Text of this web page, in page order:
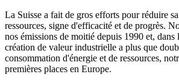
La Suisse a fait de gros efforts pour réduire
ressources, signe d'efficacité et de progrès.
nos émissions de moitié depuis 1990 et, dans
création de valeur industrielle a plus que
consommation d'énergie et de ressources,
premières places en Europe.